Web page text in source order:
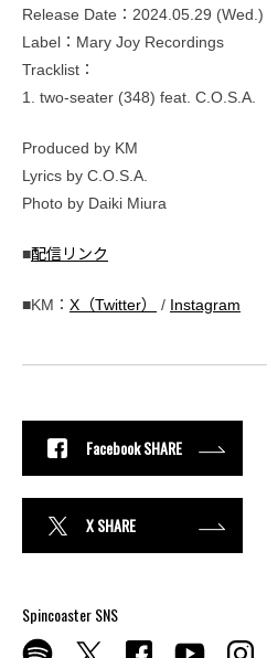
Release Date：2024.05.29 (Wed.)
Label：Mary Joy Recordings
Tracklist：
1. two-seater (348) feat. C.O.S.A.
Produced by KM
Lyrics by C.O.S.A.
Photo by Daiki Miura
■配信リンク
■KM： X（Twitter） / Instagram
Facebook SHARE
X SHARE
Spincoaster SNS